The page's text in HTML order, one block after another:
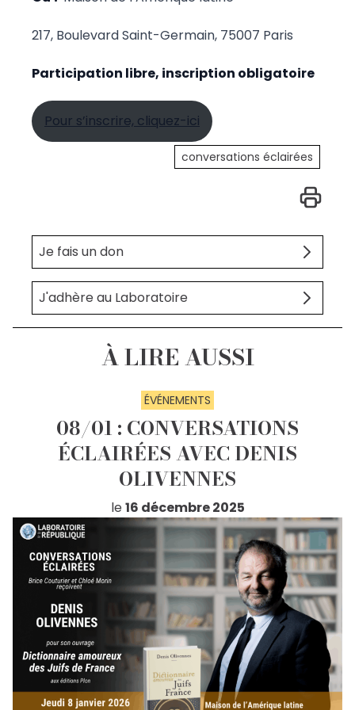
217, Boulevard Saint-Germain, 75007 Paris
Participation libre, inscription obligatoire
Pour s’inscrire, cliquez-ici
conversations éclairées
Je fais un don
J'adhère au Laboratoire
À LIRE AUSSI
ÉVÉNEMENTS
08/01 : CONVERSATIONS
ÉCLAIRÉES AVEC DENIS
OLIVENNES
le16 décembre 2025